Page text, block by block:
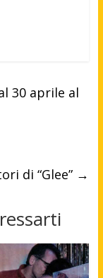
30 aprile al
di “Glee” →